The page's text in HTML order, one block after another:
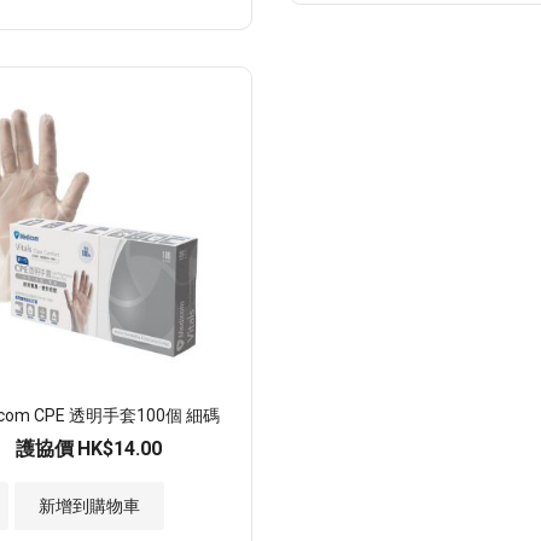
CPE 透明手套100個 細碼
護協價 HK$14.00
新增到購物車